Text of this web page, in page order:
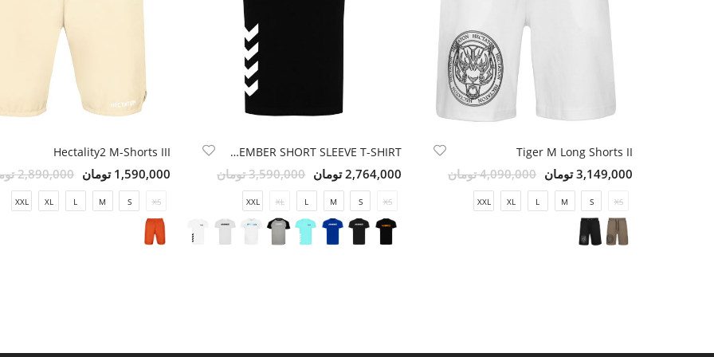
Tiger M Long Shorts II
3,149,000 تومان 4,090,000 تومان
XS
S
M
L
XL
XXL
HMLMEMBER SHORT SLEEVE T-SHIRT
2,764,000 تومان 3,590,000 تومان
XS
S
M
L
XL
XXL
Hectality2 M-Shorts III
1,590,000 تومان 2,890,000 تومان
XS
S
M
L
XL
XXL